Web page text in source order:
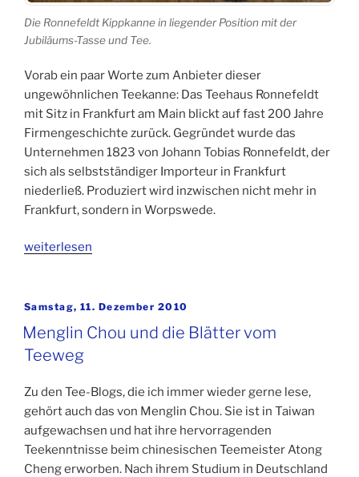
Die Ronnefeldt Kippkanne in liegender Position mit der
Jubiläums-Tasse und Tee.
Vorab ein paar Worte zum Anbieter dieser
ungewöhnlichen Teekanne: Das Teehaus Ronnefeldt
mit Sitz in Frankfurt am Main blickt auf fast 200 Jahre
Firmengeschichte zurück. Gegründet wurde das
Unternehmen 1823 von Johann Tobias Ronnefeldt, der
sich als selbstständiger Importeur in Frankfurt
niederließ. Produziert wird inzwischen nicht mehr in
Frankfurt, sondern in Worpswede.
„Ronnefeldt
die
Teekanne
zum
Kippen“
weiterlesen
Veröffentlicht
Samstag, 11. Dezember 2010
Menglin Chou und die Blätter vom
Teeweg
Zu den Tee-Blogs, die ich immer wieder gerne lese,
gehört auch das von Menglin Chou. Sie ist in Taiwan
aufgewachsen und hat ihre hervorragenden
Teekenntnisse beim chinesischen Teemeister Atong
Cheng erworben. Nach ihrem Studium in Deutschland